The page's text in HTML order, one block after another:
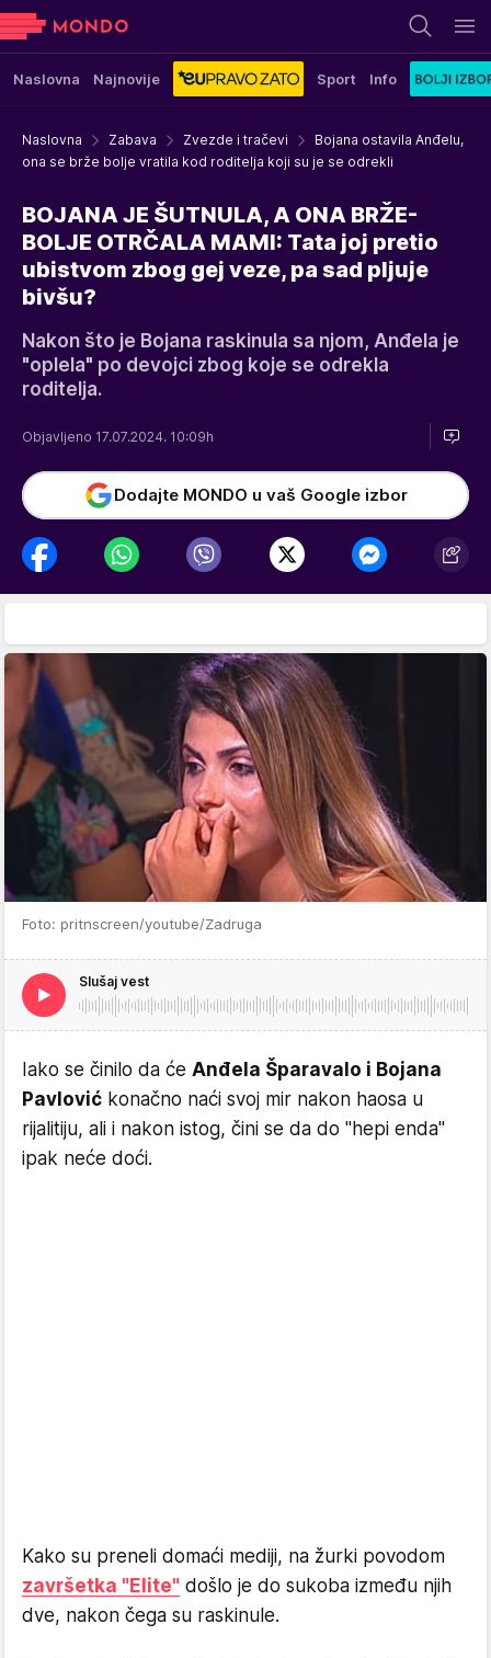
Naslovna Najnovije Sport Info
Naslovna Zabava Zvezde i tračevi
Bojana ostavila Anđelu,
ona se brže bolje vratila kod roditelja koji su je se odrekli
BOJANA JE ŠUTNULA, A ONA BRŽE-
BOLJE OTRČALA MAMI: Tata joj pretio
ubistvom zbog gej veze, pa sad pljuje
bivšu?
Nakon što je Bojana raskinula sa njom, Anđela je
"oplela" po devojci zbog koje se odrekla
roditelja.
Objavljeno 17.07.2024. 10:09h
Dodajte MONDO u vaš Google izbor
Foto: pritnscreen/youtube/Zadruga
Slušaj vest
Iako se činilo da će Anđela Šparavalo i Bojana
Pavlović konačno naći svoj mir nakon haosa u
rijalitiju, ali i nakon istog, čini se da do "hepi enda"
ipak neće doći.
Kako su preneli domaći mediji, na žurki povodom
završetka "Elite" došlo je do sukoba između njih
dve, nakon čega su raskinule.